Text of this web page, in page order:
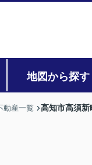
地図から探す
動産一覧 高知市高須